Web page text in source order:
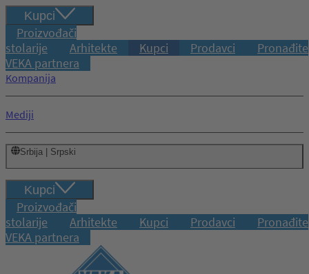
Kupci
Proizvođači
stolarije
Arhitekte Kupci Prodavci
Pronađite
VEKA partnera
Kompanija
Mediji
Srbija | Srpski
Kupci
Proizvođači
stolarije
Arhitekte Kupci Prodavci
Pronađite
VEKA partnera